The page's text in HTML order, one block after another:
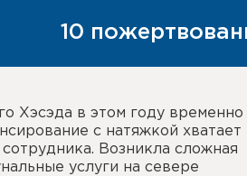
10
Хэсэда в этом году временно
с натяжкой хватает
Возникла сложная
услуги на севере